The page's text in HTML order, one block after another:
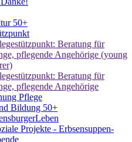
50+
Beratung für
pflegende Angehörige (young
Beratung für
pflegende Angehörige
Pflege
Bildung 50+
Projekte - Erbsensuppen-